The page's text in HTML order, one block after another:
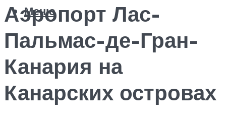
Меню
Аэропорт Лас-
Пальмас-де-Гран-
Канария на
Канарских островах